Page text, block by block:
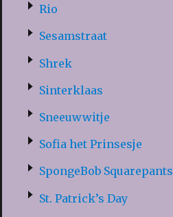
Rio
Sesamstraat
Shrek
Sinterklaas
Sneeuwwitje
Sofia het Prinsesje
SpongeBob Squarepants
St. Patrick’s Day